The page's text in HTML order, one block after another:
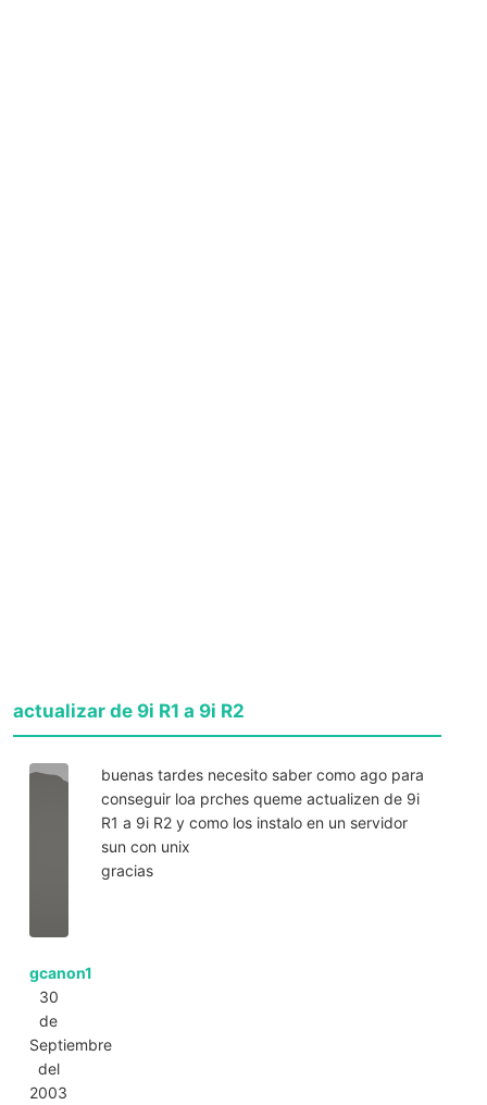
actualizar de 9i R1 a 9i R2
gcanon1
30
de
Septiembre
del
2003
buenas tardes necesito saber como ago para
conseguir loa prches queme actualizen de 9i
R1 a 9i R2 y como los instalo en un servidor
sun con unix
gracias